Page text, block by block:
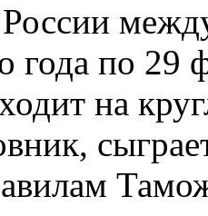
года по 29
на